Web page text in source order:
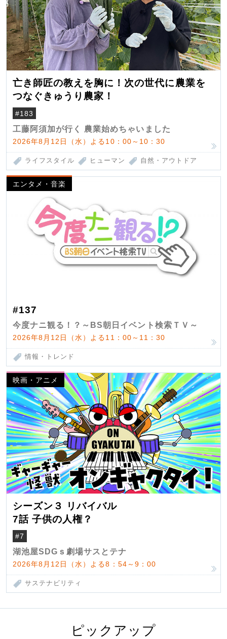
亡き師匠の教えを胸に！次の世代に農業を
つなぐきゅうり農家！
#183
工藤阿須加が行く 農業始めちゃいました
2026年8月12日（水）よる10：00～10：30
ライフスタイル ヒューマン 自然・アウトドア
エンタメ・音楽
#137
今度ナニ観る！？～BS朝日イベント検索ＴＶ～
2026年8月12日（水）よる11：00～11：30
情報・トレンド
映画・アニメ
シーズン３ リバイバル
7話 子供の人権？
#7
湖池屋SDGｓ劇場サスとテナ
2026年8月12日（水）よる8：54～9：00
サステナビリティ
ピックアップ